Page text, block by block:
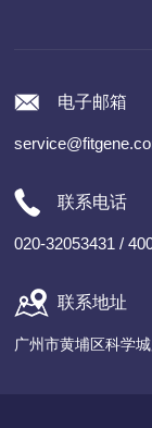
电子邮箱
联系电话
020-32053431 /
联系地址
广州市黄埔区科学